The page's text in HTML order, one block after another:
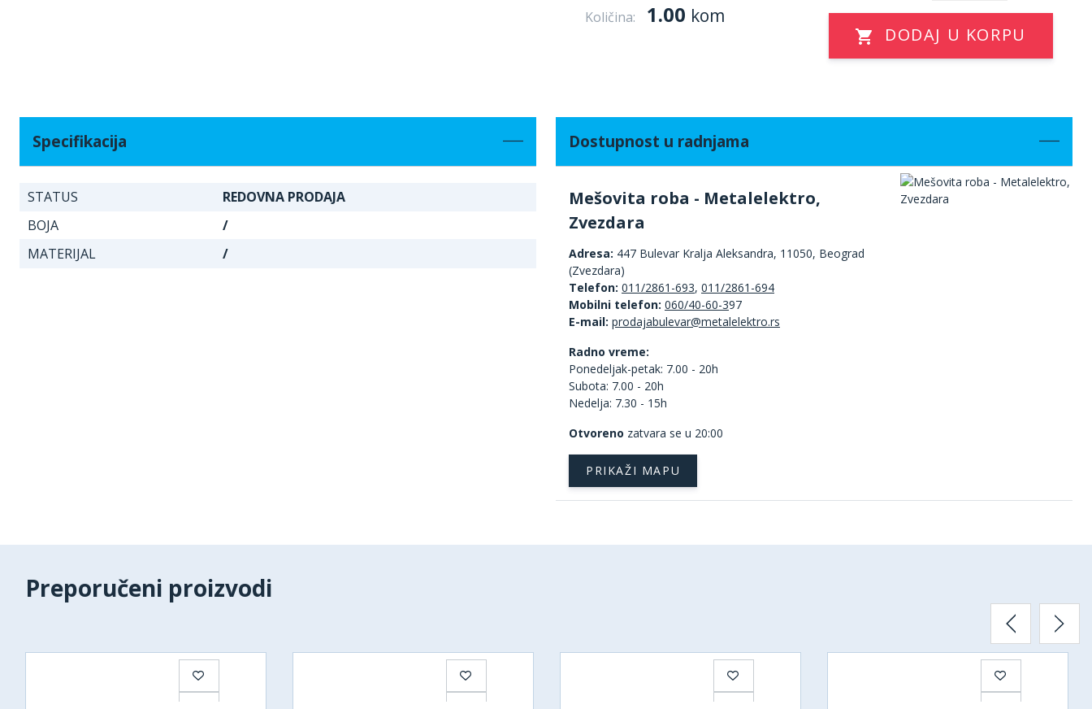
Količina: 1.00 kom
DODAJ U KORPU
Specifikacija
STATUS
REDOVNA PRODAJA
BOJA
/
MATERIJAL
/
Dostupnost u radnjama
Mešovita roba - Metalelektro,
Zvezdara
Adresa: 447 Bulevar Kralja Aleksandra, 11050, Beograd
(Zvezdara)
Telefon: 011/2861-693, 011/2861-694
Mobilni telefon: 060/40-60-397
E-mail:
Radno vreme:
Ponedeljak-petak: 7.00 - 20h
Subota: 7.00 - 20h
Nedelja: 7.30 - 15h
Otvoreno zatvara se u 20:00
PRIKAŽI MAPU
Preporučeni proizvodi